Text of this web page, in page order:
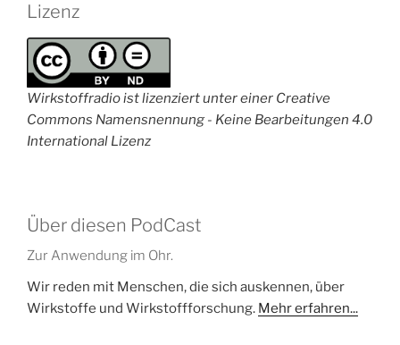
Lizenz
Wirkstoffradio ist lizenziert unter einer Creative
Commons Namensnennung - Keine Bearbeitungen 4.0
International Lizenz
Über diesen PodCast
Zur Anwendung im Ohr.
Wir reden mit Menschen, die sich auskennen, über
Wirkstoffe und Wirkstoffforschung. Mehr erfahren...